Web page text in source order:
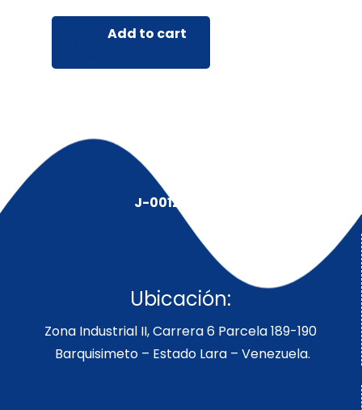
Add to cart
J-00128491-5
Ubicación:
Zona Industrial II, Carrera 6 Parcela 189-190
Barquisimeto – Estado Lara – Venezuela.